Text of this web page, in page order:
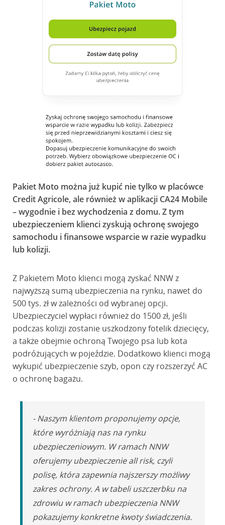
Pakiet Moto można już kupić nie tylko w placówce
Credit Agricole, ale również w aplikacji CA24 Mobile
– wygodnie i bez wychodzenia z domu. Z tym
ubezpieczeniem klienci zyskują ochronę swojego
samochodu i finansowe wsparcie w razie wypadku
lub kolizji.
Z Pakietem Moto klienci mogą zyskać NNW z
najwyższą sumą ubezpieczenia na rynku, nawet do
500 tys. zł w zależności od wybranej opcji.
Ubezpieczyciel wypłaci również do 1500 zł, jeśli
podczas kolizji zostanie uszkodzony fotelik dziecięcy,
a także obejmie ochroną Twojego psa lub kota
podróżujących w pojeździe. Dodatkowo klienci mogą
wykupić ubezpieczenie szyb, opon czy rozszerzyć AC
o ochronę bagażu.
- Naszym klientom proponujemy opcje,
które wyróżniają nas na rynku
ubezpieczeniowym. W ramach NNW
oferujemy ubezpieczenie all risk, czyli
polisę, która zapewnia najszerszy możliwy
zakres ochrony. A w tabeli uszczerbku na
zdrowiu w ramach ubezpieczenia NNW
pokazujemy konkretne kwoty świadczenia.